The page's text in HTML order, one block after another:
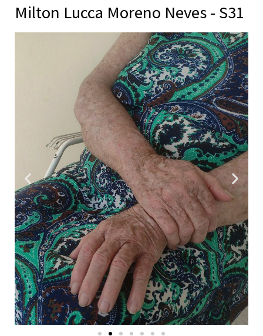
Milton Lucca Moreno Neves - S31